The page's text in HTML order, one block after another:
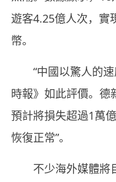
遊客4.25億人次，實
幣。
“中國以驚人的速
時報》如此評價。德
預計將損失超過1萬
恢復正常”。
不少海外媒體將